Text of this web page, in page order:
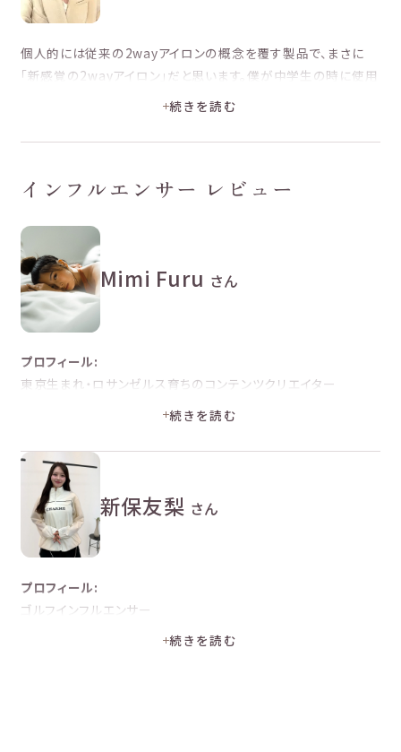
個人的には従来の2wayアイロンの概念を覆す製品で、まさに
「新感覚の2wayアイロン」だと思います。僕が中学生の時に使用
していた2wayアイロンとは違い、ストレートもカールも"髪に優
れを使いたかった。そう思えるKINUJOの2wayアイロンを皆さん
※当社から依頼し、頂いたコメントを編集して掲載しています。
続きを読む
インフルエンサー レビュー
Mimi Furu さん
プロフィール:
東京生まれ・ロサンゼルス育ちのコンテンツクリエイター
いままでKINUJOの2wayアイロン26mmを愛用していましたが、
新しい32mmはカールがふんわりナチュラルに仕上がり、大人っ
ぽい雰囲気になるのが気に入りました！ストレートも一度でしっ
かりまとまるので、簡単にヘアセットができます！26mmは可愛い
細めカール、32mmは抜け感のあるゆるカールと、気分に合わせ
て使い分けできるのが嬉しいです！
※当社から依頼し、頂いたコメントを編集して掲載しています。
続きを読む
新保友梨 さん
プロフィール:
ゴルフインフルエンサー
ゴルフアパレルブランド「CHARME」
続きを読む